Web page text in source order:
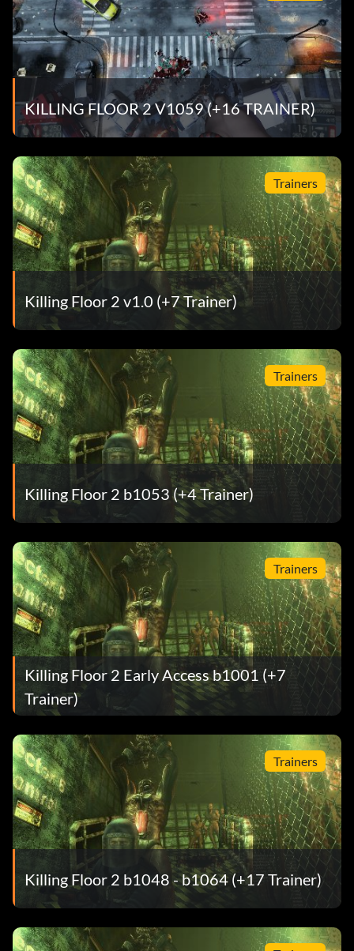
KILLING FLOOR 2 V1059 (+16 TRAINER)
Trainers
Killing Floor 2 v1.0 (+7 Trainer)
Trainers
Killing Floor 2 b1053 (+4 Trainer)
Trainers
Killing Floor 2 Early Access b1001 (+7
Trainer)
Trainers
Killing Floor 2 b1048 - b1064 (+17 Trainer)